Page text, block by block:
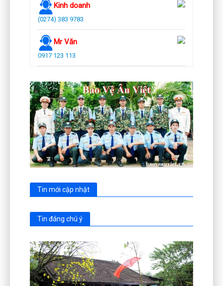
Kinh doanh
(0274) 383 9783
Mr Văn
0917 123 113
Tin mới cập nhật
Tin đáng chú ý